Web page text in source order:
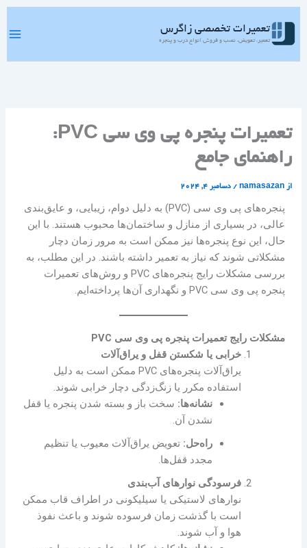
پرش
محتوا
تعمیرات تخصصی زاگرس
تعمیر، تعویض، نصب و فروش انواع درب و پنجره
تعمیرات پنجره پی وی سی PVC:
راهنمای جامع
از namasazan
/دسامبر 4, 2024
پنجره‌های پی وی سی (PVC) به دلیل دوام، زیبایی، و عایق‌بندی
عالی، در بسیاری از منازل و ساختمان‌ها محبوب هستند. با این
حال، این نوع پنجره‌ها نیز ممکن است به مرور زمان دچار
مشکلاتی شوند که نیاز به تعمیر داشته باشند. در این مطلب، به
بررسی مشکلات رایج پنجره‌های PVC و روش‌های تعمیرات
پنجره پی وی سی PVC و نگهداری آن‌ها پرداخته‌ایم.
مشکلات رایج تعمیرات پنجره پی وی سی PVC
خرابی یا شکستن قفل و یراق‌آلات
یراق‌آلات پنجره‌های PVC ممکن است به دلیل
استفاده مکرر یا زنگ‌زدگی دچار خرابی شوند.
نشانه‌ها: سخت باز و بسته شدن پنجره یا قفل
نشدن آن.
راه‌حل: تعویض یراق‌آلات معیوب یا تنظیم
مجدد قفل‌ها.
فرسودگی نوارهای آب‌بندی
نوارهای لاستیکی یا سیلیکونی در اطراف قاب ممکن
است با گذشت زمان فرسوده شوند و باعث نفوذ
هوا و آب شوند.